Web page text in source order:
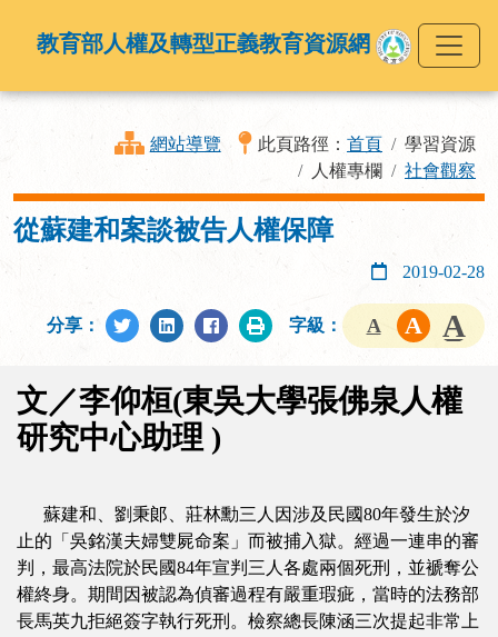
教育部人權及轉型正義教育資源網
網站導覽 此頁路徑： 首頁
學習資源
人權專欄
社會觀察
從蘇建和案談被告人權保障
2019-02-28
分享： 字級：
文／李仰桓(東吳大學張佛泉人權
研究中心助理 )
蘇建和、劉秉郞、莊林勳三人因涉及民國80年發生於汐
止的「吳銘漢夫婦雙屍命案」而被捕入獄。經過一連串的審
判，最高法院於民國84年宣判三人各處兩個死刑，並褫奪公
權終身。期間因被認為偵審過程有嚴重瑕疵，當時的法務部
長馬英九拒絕簽字執行死刑。檢察總長陳涵三次提起非常上